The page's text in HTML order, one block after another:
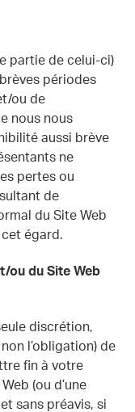
partie de celui-ci)
périodes
ou de
nous nous
aussi brève
ne
pertes ou
de
du Site Web
égard.
ou du Site Web
discrétion,
l’obligation) de
fin à votre
(ou d’une
sans préavis, si